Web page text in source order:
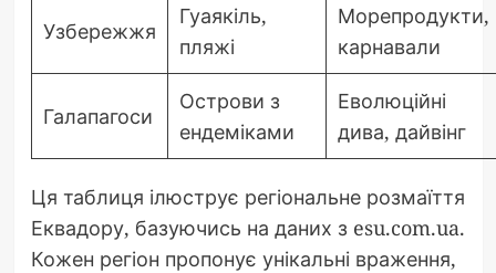
Узбережжя
Гуаякіль,
пляжі
Морепродукти,
карнавали
Галапагоси
Острови з
ендеміками
Еволюційні
дива, дайвінг
Ця таблиця ілюструє регіональне розмаїття
Еквадору, базуючись на даних з esu.com.ua.
Кожен регіон пропонує унікальні враження,